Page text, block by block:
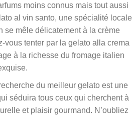
moins connus mais tout aussi
al vin santo, une spécialité locale
se mêle délicatement à la crème
vous tenter par la gelato alla crema
à la richesse du fromage italien
du meilleur gelato est une
séduira tous ceux qui cherchent à
et plaisir gourmand. N’oubliez